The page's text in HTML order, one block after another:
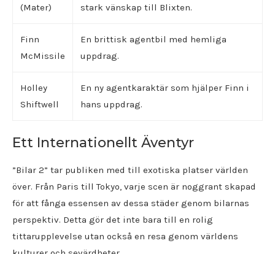
(Mater)
stark vänskap till Blixten.
Finn
McMissile
En brittisk agentbil med hemliga
uppdrag.
Holley
Shiftwell
En ny agentkaraktär som hjälper Finn i
hans uppdrag.
Ett Internationellt Äventyr
”Bilar 2” tar publiken med till exotiska platser världen
över. Från Paris till Tokyo, varje scen är noggrant skapad
för att fånga essensen av dessa städer genom bilarnas
perspektiv. Detta gör det inte bara till en rolig
tittarupplevelse utan också en resa genom världens